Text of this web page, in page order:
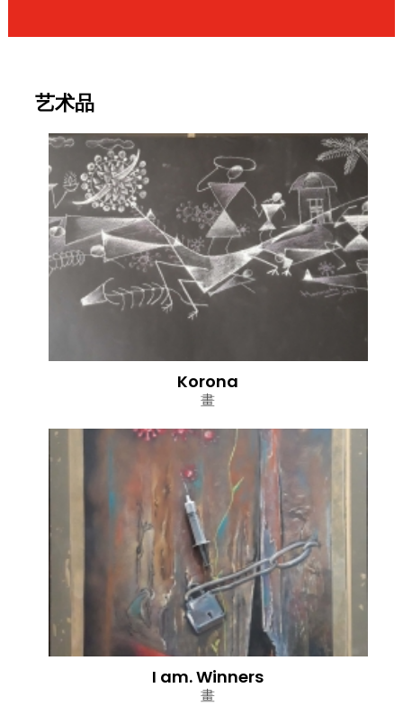
艺术品
Korona
畫
I am. Winners
畫